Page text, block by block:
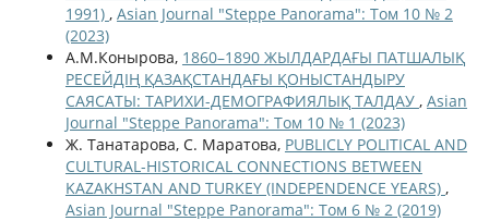
1991) , Asian Journal "Steppe Panorama": Том 10 № 2
(2023)
А.М.Конырова, 1860–1890 ЖЫЛДАРДАҒЫ ПАТШАЛЫҚ
РЕСЕЙДІҢ ҚАЗАҚСТАНДАҒЫ ҚОНЫСТАНДЫРУ
САЯСАТЫ: ТАРИХИ-ДЕМОГРАФИЯЛЫҚ ТАЛДАУ , Asian
Journal "Steppe Panorama": Том 10 № 1 (2023)
Ж. Танатарова, С. Маратова, PUBLICLY POLITICAL AND
CULTURAL-HISTORICAL CONNECTIONS BETWEEN
KAZAKHSTAN AND TURKEY (INDEPENDENCE YEARS) ,
Asian Journal "Steppe Panorama": Том 6 № 2 (2019)